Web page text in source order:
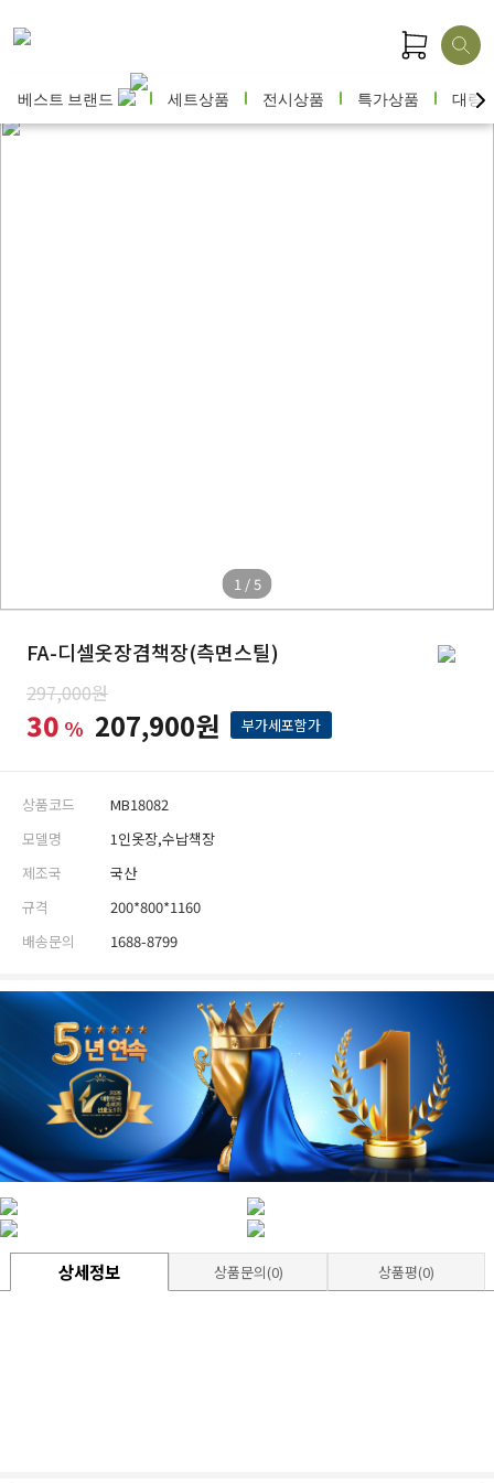
베스트 브랜드 세트상품 전시상품 특가상품 대량
1 / 5
FA-디셀옷장겸책장(측면스틸)
297,000원
30 % 207,900원 부가세포함가
상품코드
MB18082
모델명
1인옷장,수납책장
제조국
국산
규격
200*800*1160
배송문의
1688-8799
상세정보 상품문의(0) 상품평(0)